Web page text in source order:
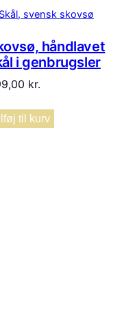
håndlavet
i genbrugsler
kr.
til kurv